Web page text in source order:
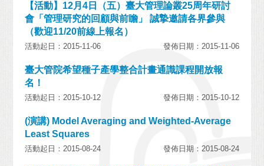
【活動】12月4日（五）臺大管理論叢25周年研討
會「管理研究的回顧與前瞻」 誠摯邀請各界參與
（歡迎11/20前線上報名）
活動起日：2015-11-06 發佈日期：2015-11-06
臺大管院希望種子產學整合計畫通識課程開放報
名！
活動起日：2015-10-12 發佈日期：2015-10-12
(演講) Model Averaging and Weighted-Average
Least Squares
活動起日：2015-08-24 發佈日期：2015-08-24